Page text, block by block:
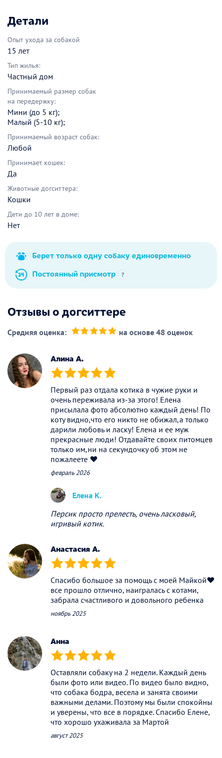
Детали
Опыт ухода за собакой
15 лет
Тип жилья:
Частный дом
Принимаемый размер собак
на передержку:
Мини (до 5 кг);
Малый (5-10 кг);
Принимаемый возраст собак:
Любой
Принимает кошек:
Да
Животные догситтера:
Кошки
Дети до 10 лет в доме:
Нет
Берет только одну собаку единовременно
Постоянный присмотр
?
Отзывы о догситтере
Средняя оценка: на основе 48 оценок
Алина А.
(*) (*) (*) (*) (*)
Первый раз отдала котика в чужие руки и
очень переживала из-за этого! Елена
присылала фото абсолютно каждый день! По
коту видно,что его никто не обижал,а только
дарили любовь и ласку! Елена и ее муж
прекрасные люди! Отдавайте своих питомцев
только им,ни на секундочку об этом не
пожалеете ❤️
февраль 2026
Елена К.
Персик просто прелесть, очень ласковый,
игривый котик.
Анастасия А.
(*) (*) (*) (*) (*)
Спасибо большое за помощь с моей Майкой♥️
все прошло отлично, наигралась с котами,
забрала счастливого и довольного ребенка
ноябрь 2025
Анна
(*) (*) (*) (*) (*)
Оставляли собаку на 2 недели. Каждый день
были фото или видео. По видео было видно,
что собака бодра, весела и занята своими
важными делами. Поэтому мы были спокойны
и уверены, что все в порядке. Спасибо Елене,
что хорошо ухаживала за Мартой
август 2025